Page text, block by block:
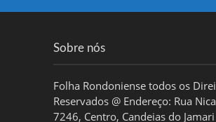
Sobre nós
Folha Rondoniense todos os
Reservados @ Endereço: Rua
7246, Centro, Candeias do Jamari